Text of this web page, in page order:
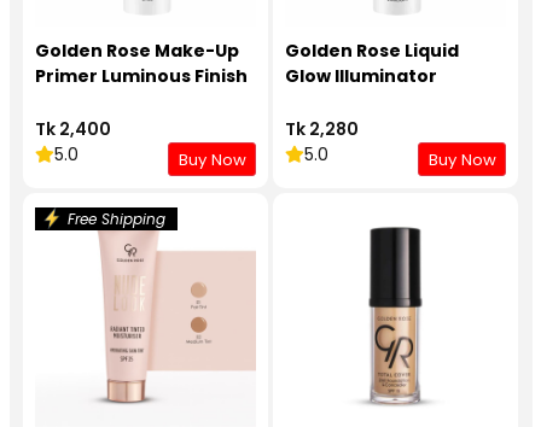
Golden Rose Make-Up
Primer Luminous Finish
Tk 2,400
5.0
Buy Now
Golden Rose Liquid
Glow Illuminator
Tk 2,280
5.0
Buy Now
Free Shipping